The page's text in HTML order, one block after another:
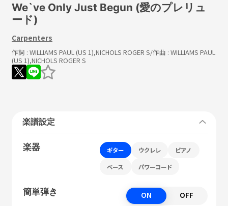
We`ve Only Just Begun (愛のプレリュ
ード)
Carpenters
作詞 : WILLIAMS PAUL (US 1),NICHOLS ROGER S/作曲 : WILLIAMS PAUL
(US 1),NICHOLS ROGER S
楽譜設定
楽器 ギター ウクレレ ピアノ
ベース パワーコード
簡単弾き ON OFF